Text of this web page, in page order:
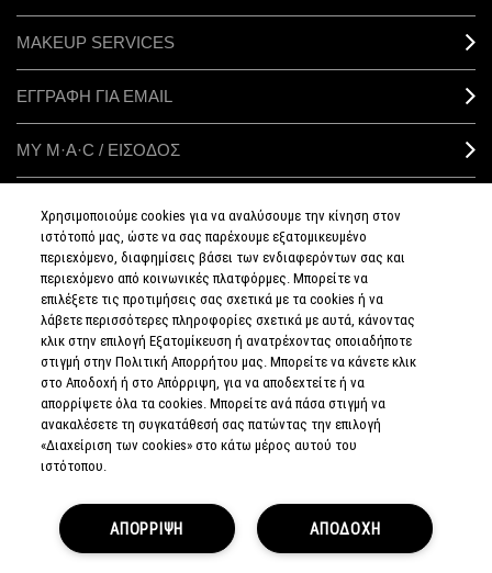
MAKEUP SERVICES
ΕΓΓΡΑΦΗ ΓΙΑ EMAIL
ΜΥ M·A·C / ΕΙΣΟΔΟΣ
ΣΥΝΔΕΘΕΙΤΕ
ΠΟΛΙΤΙΚΗ
ΑΠΟΡΡΗΤΟΥ
ΟΡΟΙ &
ΠΡΟΥΠΟΘΕΣΕΙΣ
ΟΡΟΙ
ΠΩΛΗΣΗΣ
ΠΟΛΙΤΙΚΗ
ΕΝΗΜΕΡΩΘΕΙΤΕ
ΓΙΑ ΤΑ ΠΛΑΣΤΑ
ΠΡΟΪΟΝΤΑ
ΔΙΑΧΕΙΡΙΣΤΕΙΤΕ
Χρησιμοποιούμε cookies για να αναλύσουμε την κίνηση στον
ιστότοπό μας, ώστε να σας παρέχουμε εξατομικευμένο
περιεχόμενο, διαφημίσεις βάσει των ενδιαφερόντων σας και
περιεχόμενο από κοινωνικές πλατφόρμες. Μπορείτε να
επιλέξετε τις προτιμήσεις σας σχετικά με τα cookies ή να
λάβετε περισσότερες πληροφορίες σχετικά με αυτά, κάνοντας
κλικ στην επιλογή Εξατομίκευση ή ανατρέχοντας οποιαδήποτε
στιγμή στην Πολιτική Απορρήτου μας. Μπορείτε να κάνετε κλικ
στο Αποδοχή ή στο Απόρριψη, για να αποδεχτείτε ή να
απορρίψετε όλα τα cookies. Μπορείτε ανά πάσα στιγμή να
ανακαλέσετε τη συγκατάθεσή σας πατώντας την επιλογή
«Διαχείριση των cookies» στο κάτω μέρος αυτού του
ιστότοπου.
ΑΠΟΔΟΧΗ
ΑΠΟΡΡΙΨΗ